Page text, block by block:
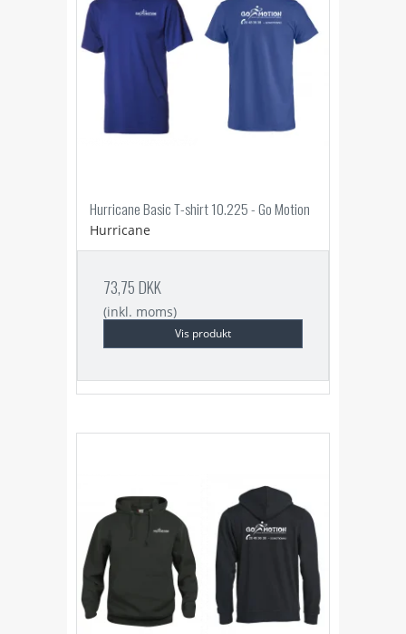
Hurricane Basic T-shirt 10.225 - Go Motion
Hurricane
73,75 DKK
(inkl. moms)
Vis produkt